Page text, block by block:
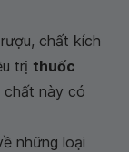
chất kích
trị thuốc
chất này có
những loại